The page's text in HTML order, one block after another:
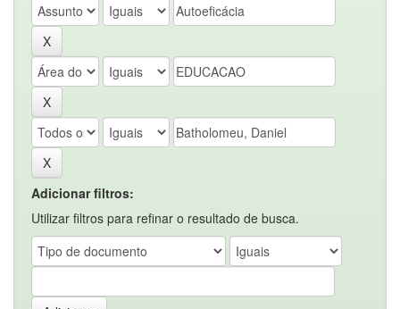
Adicionar filtros:
Utilizar filtros para refinar o resultado de busca.